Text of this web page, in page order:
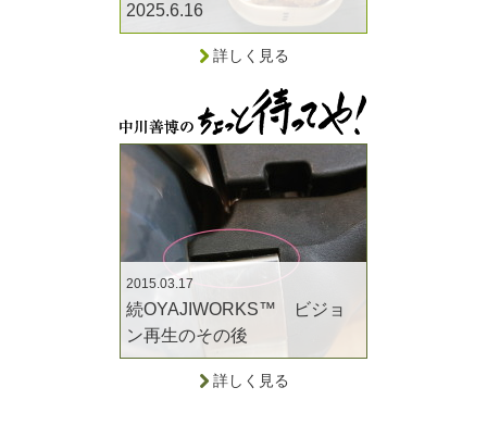
2025.6.16
詳しく見る
2015.03.17
続OYAJIWORKS™ ビジョ
ン再生のその後
詳しく見る